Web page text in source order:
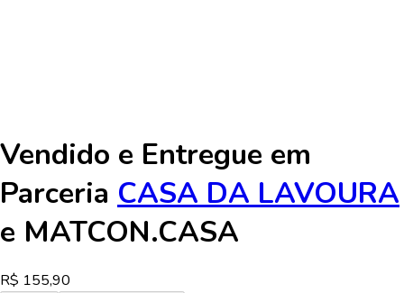
Vendido e Entregue em
Parceria CASA DA LAVOURA
e MATCON.CASA
R$ 155,90